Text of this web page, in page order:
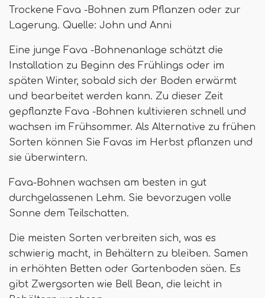
Trockene Fava -Bohnen zum Pflanzen oder zur
Lagerung. Quelle: John und Anni
Eine junge Fava -Bohnenanlage schätzt die
Installation zu Beginn des Frühlings oder im
späten Winter, sobald sich der Boden erwärmt
und bearbeitet werden kann. Zu dieser Zeit
gepflanzte Fava -Bohnen kultivieren schnell und
wachsen im Frühsommer. Als Alternative zu frühen
Sorten können Sie Favas im Herbst pflanzen und
sie überwintern.
Fava-Bohnen wachsen am besten in gut
durchgelassenen Lehm. Sie bevorzugen volle
Sonne dem Teilschatten.
Die meisten Sorten verbreiten sich, was es
schwierig macht, in Behältern zu bleiben. Samen
in erhöhten Betten oder Gartenboden säen. Es
gibt Zwergsorten wie Bell Bean, die leicht in